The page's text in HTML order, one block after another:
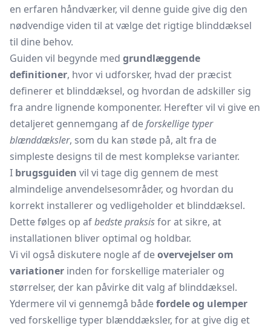
en erfaren håndværker, vil denne guide give dig den
nødvendige viden til at vælge det rigtige blinddæksel
til dine behov.
Guiden vil begynde med grundlæggende
definitioner, hvor vi udforsker, hvad der præcist
definerer et blinddæksel, og hvordan de adskiller sig
fra andre lignende komponenter. Herefter vil vi give en
detaljeret gennemgang af deforskellige typer
blænddæksler, som du kan støde på, alt fra de
simpleste designs til de mest komplekse varianter.
I brugsguiden vil vi tage dig gennem de mest
almindelige anvendelsesområder, og hvordan du
korrekt installerer og vedligeholder et blinddæksel.
Dette følges op afbedste praksisfor at sikre, at
installationen bliver optimal og holdbar.
Vi vil også diskutere nogle af deovervejelser om
variationer inden for forskellige materialer og
størrelser, der kan påvirke dit valg af blinddæksel.
Ydermere vil vi gennemgå bådefordele og ulemper
ved forskellige typer blænddæksler, for at give dig et